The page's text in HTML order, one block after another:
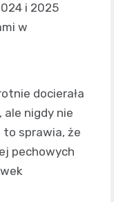
i 2025
w
docierała
ale nigdy nie
sprawia, że
pechowych